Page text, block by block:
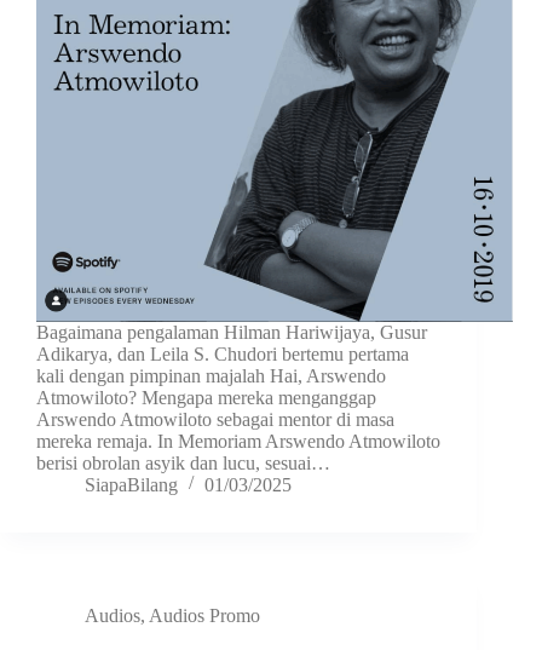
Bagaimana pengalaman Hilman Hariwijaya, Gusur
Adikarya, dan Leila S. Chudori bertemu pertama
kali dengan pimpinan majalah Hai, Arswendo
Atmowiloto? Mengapa mereka menganggap
Arswendo Atmowiloto sebagai mentor di masa
mereka remaja. In Memoriam Arswendo Atmowiloto
berisi obrolan asyik dan lucu, sesuai…
SiapaBilang
01/03/2025
Audios, Audios Promo